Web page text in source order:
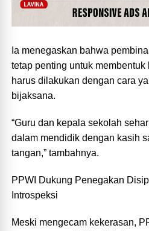
Ia menegaskan bahwa
tetap penting untuk
harus dilakukan dengan cara
bijaksana.
“Guru dan kepala sekolah
dalam mendidik dengan kasih
tangan,” tambahnya.
PPWI Dukung Penegakan
Introspeksi
Meski mengecam kekerasan,